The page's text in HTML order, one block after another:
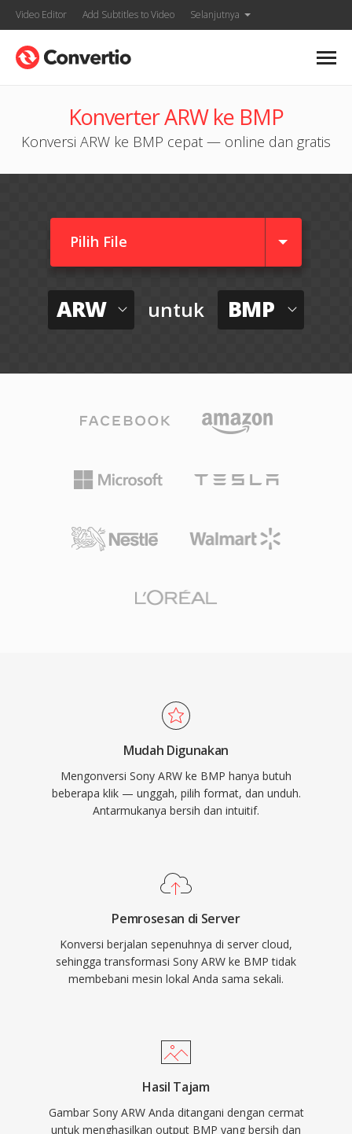
Video Editor Add Subtitles to Video Selanjutnya
Konverter ARW ke BMP
Konversi ARW ke BMP cepat — online dan gratis
Pilih File
ARW untuk BMP
Mudah Digunakan
Mengonversi Sony ARW ke BMP hanya butuh
beberapa klik — unggah, pilih format, dan unduh.
Antarmukanya bersih dan intuitif.
Pemrosesan di Server
Konversi berjalan sepenuhnya di server cloud,
sehingga transformasi Sony ARW ke BMP tidak
membebani mesin lokal Anda sama sekali.
Hasil Tajam
Gambar Sony ARW Anda ditangani dengan cermat
untuk menghasilkan output BMP yang bersih dan